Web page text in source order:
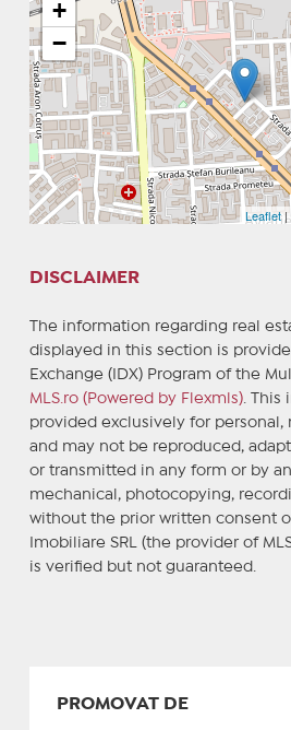
+
−
Leaflet|
DISCLAIMER
The information regarding real
displayed in this section is
Exchange (IDX) Program of the
MLS.ro (Powered by Flexmls). This
provided exclusively for
and may not be reproduced,
or transmitted in any form or by
mechanical, photocopying,
without the prior written consent
Imobiliare SRL (the provider of
is verified but not guaranteed.
PROMOVAT DE